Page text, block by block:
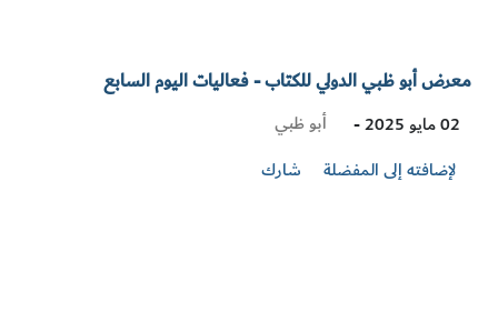
معرض أبو ظبي الدولي للكتاب - فعاليات اليوم السابع
02 مايو 2025 -
Visit
أبو ظبي
لإضافته إلى المفضلة
شارك